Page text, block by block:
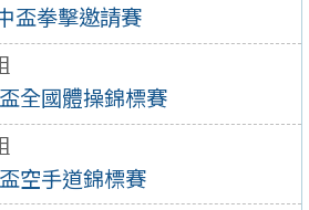
盃拳擊邀請賽
全國體操錦標賽
空手道錦標賽